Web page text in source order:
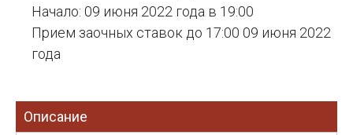
Начало: 09 июня 2022 года в 19:00
Прием заочных ставок до 17:00 09 июня 2022
года
Описание